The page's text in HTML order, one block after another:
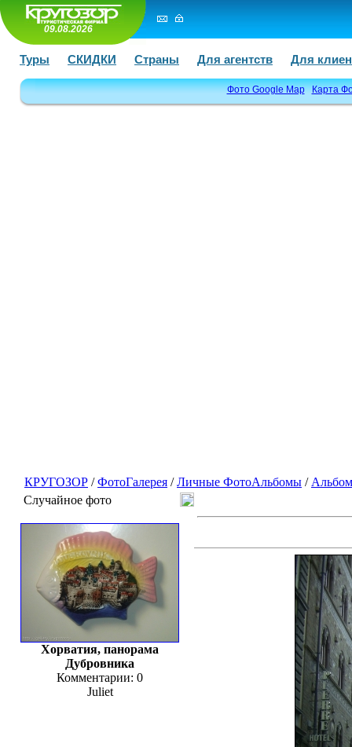
09.08.2026
Туры СКИДКИ Страны Для агентств Для
Фото Google Map Карта
КРУГОЗОР /ФотоГалерея /Личные ФотоАльбомы /
Случайное фото
Хорватия, панорама
Дубровника
Комментарии: 0
Juliet